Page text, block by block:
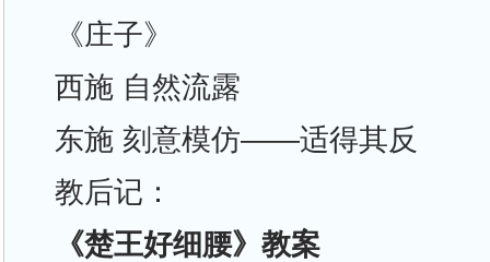
《庄子》
西施 自然流露
东施 刻意模仿——适得其反
教后记：
《楚王好细腰》教案